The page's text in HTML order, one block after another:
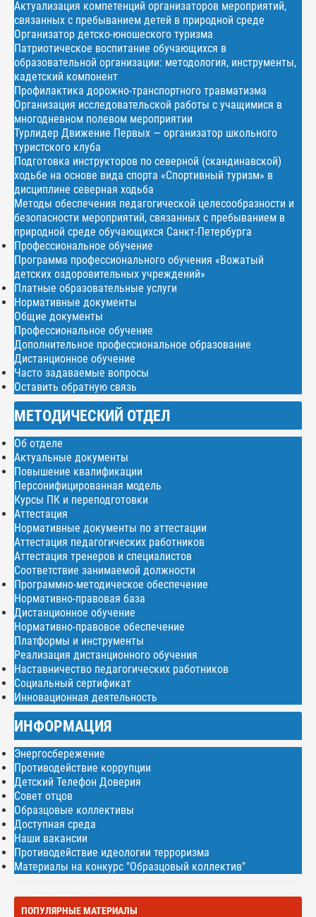
Актуализация компетенций организаторов мероприятий,
связанных с пребыванием детей в природной среде
Организатор детско-юношеского туризма
Патриотическое воспитание обучающихся в
образовательной организации: методология, инструменты,
кадетский компонент
Профилактика дорожно-транспортного травматизма
Организация исследовательской работы с учащимися в
многодневном полевом мероприятии
Турлидер Движение Первых — организатор школьного
туристского клуба
Подготовка инструкторов по северной (скандинавской)
ходьбе на основе вида спорта «Спортивный туризм» в
дисциплине северная ходьба
Методы обеспечения педагогической целесообразности и
безопасности мероприятий, связанных с пребыванием в
природной среде обучающихся Санкт-Петербурга
Профессиональное обучение
Программа профессионального обучения «Вожатый
детских оздоровительных учреждений»
Платные образовательные услуги
Нормативные документы
Общие документы
Профессиональное обучение
Дополнительное профессиональное образование
Дистанционное обучение
Часто задаваемые вопросы
Оставить обратную связь
МЕТОДИЧЕСКИЙ ОТДЕЛ
Об отделе
Актуальные документы
Повышение квалификации
Персонифицированная модель
Курсы ПК и переподготовки
Аттестация
Нормативные документы по аттестации
Аттестация педагогических работников
Аттестация тренеров и специалистов
Соответствие занимаемой должности
Программно-методическое обеспечение
Нормативно-правовая база
Дистанционное обучение
Нормативно-правовое обеспечение
Платформы и инструменты
Реализация дистанционного обучения
Наставничество педагогических работников
Социальный сертификат
Инновационная деятельность
ИНФОРМАЦИЯ
Энергосбережение
Противодействие коррупции
Детский Телефон Доверия
Совет отцов
Образцовые коллективы
Доступная среда
Наши вакансии
Противодействие идеологии терроризма
Материалы на конкурс "Образцовый коллектив"
ПОПУЛЯРНЫЕ МАТЕРИАЛЫ